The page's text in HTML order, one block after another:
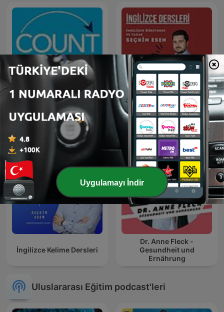
Count Me In® İngilizce Dersleri
İngilizce Kelime Dersleri
Dr. Anne Fleck -
Gesundheit und
Ernährung
Uluslararası Eğitim podcast'leri
Uygulamayı İndir